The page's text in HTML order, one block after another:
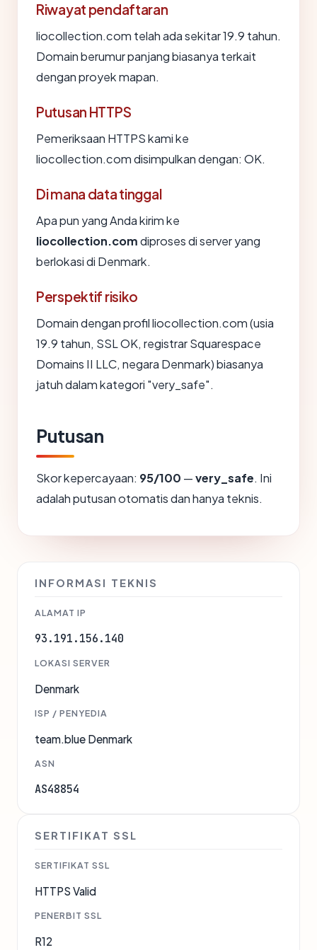
Riwayat pendaftaran
liocollection.com telah ada sekitar 19.9 tahun.
Domain berumur panjang biasanya terkait
dengan proyek mapan.
Putusan HTTPS
Pemeriksaan HTTPS kami ke
liocollection.com disimpulkan dengan: OK.
Di mana data tinggal
Apa pun yang Anda kirim ke
liocollection.comdiproses di server yang
berlokasi di Denmark.
Perspektif risiko
Domain dengan profil liocollection.com (usia
19.9 tahun, SSL OK, registrar Squarespace
Domains II LLC, negara Denmark) biasanya
jatuh dalam kategori "very_safe".
Putusan
Skor kepercayaan: 95/100 —very_safe. Ini
adalah putusan otomatis dan hanya teknis.
INFORMASI TEKNIS
ALAMAT IP
93.191.156.140
LOKASI SERVER
Denmark
ISP / PENYEDIA
team.blue Denmark
ASN
AS48854
SERTIFIKAT SSL
SERTIFIKAT SSL
HTTPS Valid
PENERBIT SSL
R12